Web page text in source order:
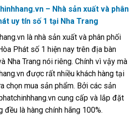
– Nhà sản xuất và phân
uy tín số 1 tại Nha Trang
là nhà sản xuất và phân phối
Phát số 1 hiện nay trên địa bàn
Nha Trang nói riêng. Chính vì vậy mà
được rất nhiều khách hàng tại
chọn mua sản phẩm. Bởi các sản
cung cấp và lắp đặt
đều là hàng chính hãng 100%.